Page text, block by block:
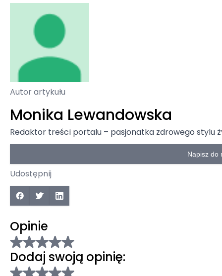
Autor artykułu
Monika Lewandowska
Redaktor treści portalu – pasjonatka zdrowego stylu
Napisz do
Udostępnij
Opinie
Dodaj swoją opinię: